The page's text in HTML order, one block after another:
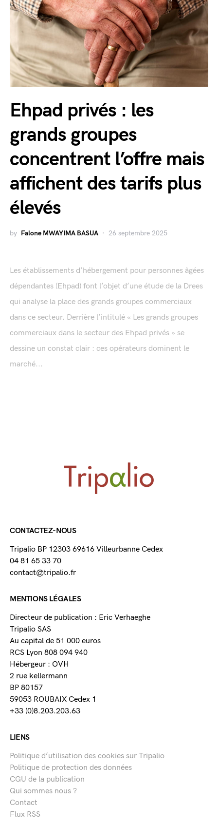
Ehpad privés : les
grands groupes
concentrent l’offre mais
affichent des tarifs plus
élevés
by Falone MWAYIMA BASUA 26 septembre 2025
Les établissements d’hébergement pour personnes âgées
dépendantes (Ehpad) font l’objet d’une étude de la Drees
qui analyse la place des grands groupes commerciaux
dans ce secteur. Derrière l’intitulé « Les grands groupes
commerciaux dans le secteur des Ehpad privés » se
dessine un constat clair : ces opérateurs dominent le
marché...
CONTACTEZ-NOUS
Tripalio BP 12303 69616 Villeurbanne Cedex
04 81 65 33 70
contact@tripalio.fr
MENTIONS LÉGALES
Directeur de publication : Eric Verhaeghe
Tripalio SAS
Au capital de 51 000 euros
RCS Lyon 808 094 940
Hébergeur : OVH
2 rue kellermann
BP 80157
59053 ROUBAIX Cedex 1
+33 (0)8.203.203.63
LIENS
Politique d’utilisation des cookies sur Tripalio
Politique de protection des données
CGU de la publication
Qui sommes nous ?
Contact
Flux RSS